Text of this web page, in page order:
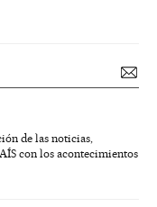
de las noticias,
con los acontecimientos